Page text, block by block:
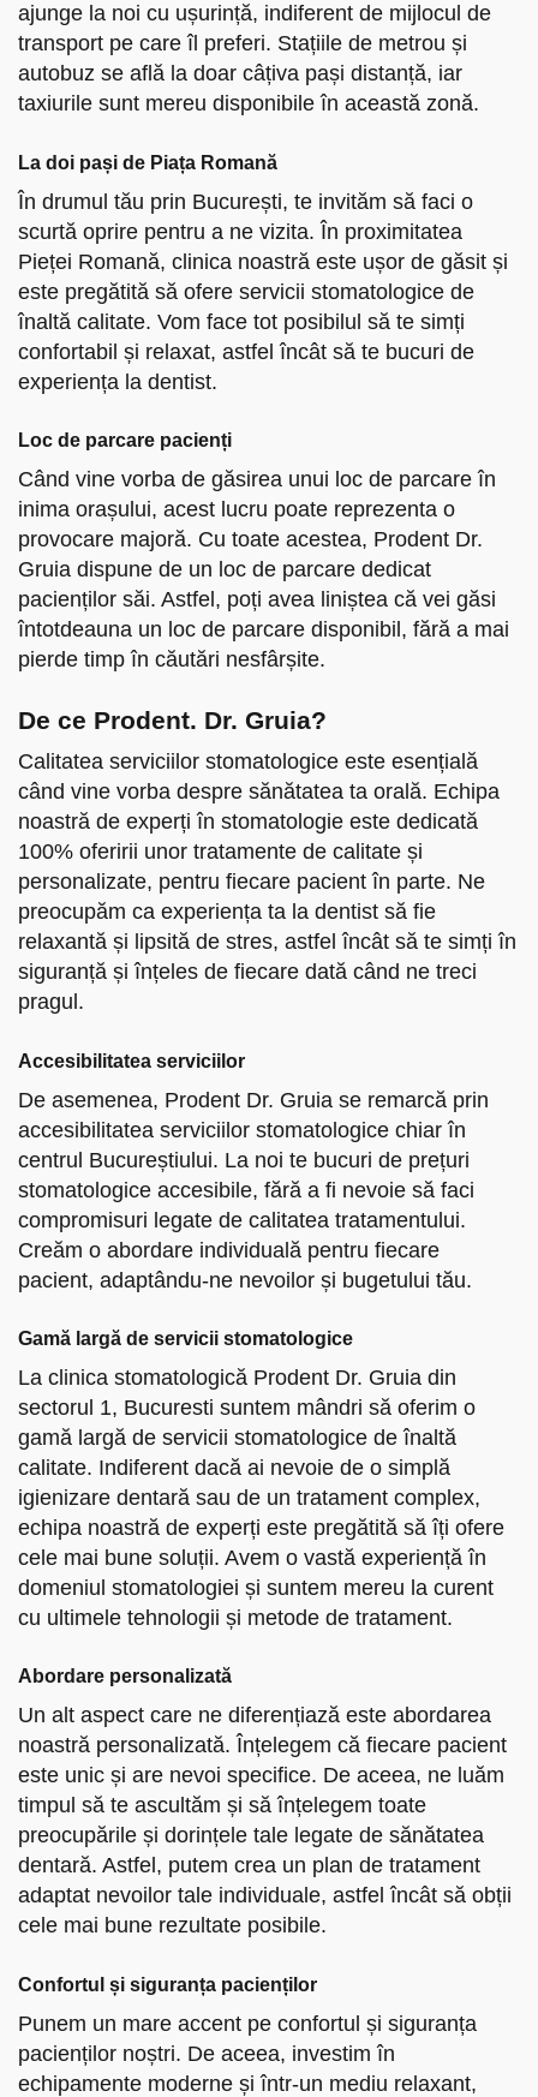
ajunge la noi cu ușurință, indiferent de mijlocul de
transport pe care îl preferi. Stațiile de metrou și
autobuz se află la doar câțiva pași distanță, iar
taxiurile sunt mereu disponibile în această zonă.
La doi pași de Piața Romană
În drumul tău prin București, te invităm să faci o
scurtă oprire pentru a ne vizita. În proximitatea
Pieței Romană, clinica noastră este ușor de găsit și
este pregătită să ofere servicii stomatologice de
înaltă calitate. Vom face tot posibilul să te simți
confortabil și relaxat, astfel încât să te bucuri de
experiența la dentist.
Loc de parcare pacienți
Când vine vorba de găsirea unui loc de parcare în
inima orașului, acest lucru poate reprezenta o
provocare majoră. Cu toate acestea, Prodent Dr.
Gruia dispune de un loc de parcare dedicat
pacienților săi. Astfel, poți avea liniștea că vei găsi
întotdeauna un loc de parcare disponibil, fără a mai
pierde timp în căutări nesfârșite.
De ce Prodent. Dr. Gruia?
Calitatea serviciilor stomatologice este esențială
când vine vorba despre sănătatea ta orală. Echipa
noastră de experți în stomatologie este dedicată
100% oferirii unor tratamente de calitate și
personalizate, pentru fiecare pacient în parte. Ne
preocupăm ca experiența ta la dentist să fie
relaxantă și lipsită de stres, astfel încât să te simți în
siguranță și înțeles de fiecare dată când ne treci
pragul.
Accesibilitatea serviciilor
De asemenea, Prodent Dr. Gruia se remarcă prin
accesibilitatea serviciilor stomatologice chiar în
centrul Bucureștiului. La noi te bucuri de prețuri
stomatologice accesibile, fără a fi nevoie să faci
compromisuri legate de calitatea tratamentului.
Creăm o abordare individuală pentru fiecare
pacient, adaptându-ne nevoilor și bugetului tău.
Gamă largă de servicii stomatologice
La clinica stomatologică Prodent Dr. Gruia din
sectorul 1, Bucuresti suntem mândri să oferim o
gamă largă de servicii stomatologice de înaltă
calitate. Indiferent dacă ai nevoie de o simplă
igienizare dentară sau de un tratament complex,
echipa noastră de experți este pregătită să îți ofere
cele mai bune soluții. Avem o vastă experiență în
domeniul stomatologiei și suntem mereu la curent
cu ultimele tehnologii și metode de tratament.
Abordare personalizată
Un alt aspect care ne diferențiază este abordarea
noastră personalizată. Înțelegem că fiecare pacient
este unic și are nevoi specifice. De aceea, ne luăm
timpul să te ascultăm și să înțelegem toate
preocupările și dorințele tale legate de sănătatea
dentară. Astfel, putem crea un plan de tratament
adaptat nevoilor tale individuale, astfel încât să obții
cele mai bune rezultate posibile.
Confortul și siguranța pacienților
Punem un mare accent pe confortul și siguranța
pacienților noștri. De aceea, investim în
echipamente moderne și într-un mediu relaxant,